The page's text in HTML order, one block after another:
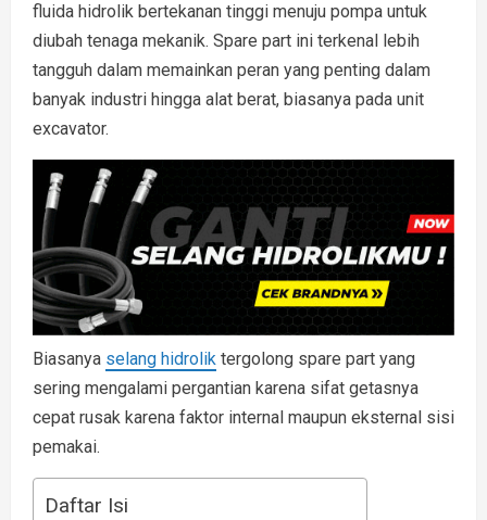
fluida hidrolik bertekanan tinggi menuju pompa untuk
diubah tenaga mekanik. Spare part ini terkenal lebih
tangguh dalam memainkan peran yang penting dalam
banyak industri hingga alat berat, biasanya pada unit
excavator.
Biasanya selang hidrolik tergolong spare part yang
sering mengalami pergantian karena sifat getasnya
cepat rusak karena faktor internal maupun eksternal sisi
pemakai.
Daftar Isi